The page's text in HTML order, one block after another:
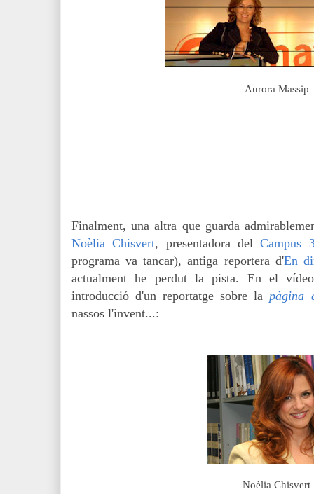
Aurora Massip
Finalment, una altra que guarda
Noèlia Chisvert, presentadora delCampus
programa va tancar), antiga reportera d'En
actualment he perdut la pista. En el
introducció d'un reportatge sobre lapàgina
nassos l'invent...:
Noèlia Chisvert